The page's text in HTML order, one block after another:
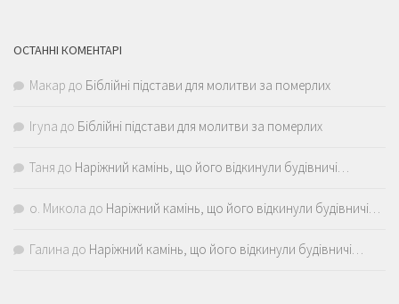
ОСТАННІ КОМЕНТАРІ
Макар до Біблійні підстави для молитви за померлих
Iryna до Біблійні підстави для молитви за померлих
Таня до Наріжний камінь, що його відкинули будівничі…
о. Микола до Наріжний камінь, що його відкинули будівничі…
Галина до Наріжний камінь, що його відкинули будівничі…